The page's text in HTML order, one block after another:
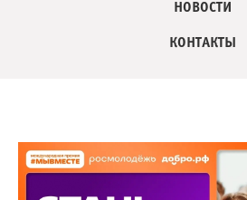
НОВОСТИ
КОНТАКТЫ